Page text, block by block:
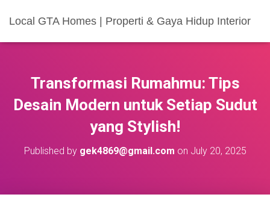
Local GTA Homes | Properti & Gaya Hidup Interior
Transformasi Rumahmu: Tips
Desain Modern untuk Setiap Sudut
yang Stylish!
Published by gek4869@gmail.com on July 20, 2025